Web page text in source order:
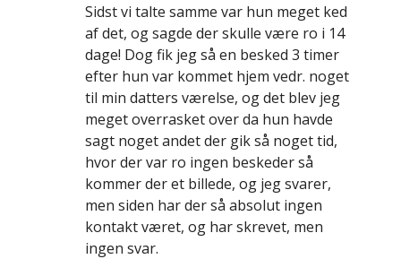
Sidst vi talte samme var hun meget ked
af det, og sagde der skulle være ro i 14
dage! Dog fik jeg så en besked 3 timer
efter hun var kommet hjem vedr. noget
til min datters værelse, og det blev jeg
meget overrasket over da hun havde
sagt noget andet der gik så noget tid,
hvor der var ro ingen beskeder så
kommer der et billede, og jeg svarer,
men siden har der så absolut ingen
kontakt været, og har skrevet, men
ingen svar.